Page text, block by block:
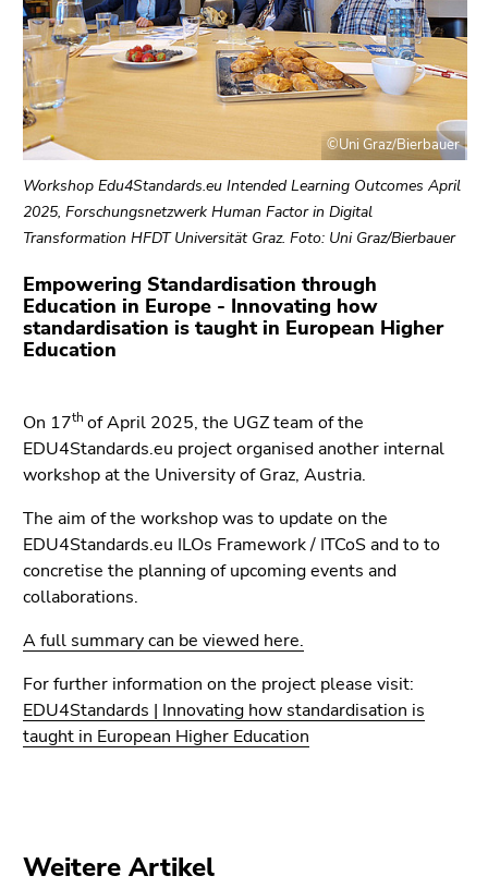
(Zugriffstaste
5)
Zu
den
Seiteneinstellungen
(Benutzer/Sprache)
(Zugriffstaste
8)
Zur
Suche
9)
©Uni Graz/Bierbauer
Workshop Edu4Standards.eu Intended Learning Outcomes April
2025, Forschungsnetzwerk Human Factor in Digital
Transformation HFDT Universität Graz. Foto: Uni Graz/Bierbauer
Empowering Standardisation through
Education in Europe - Innovating how
standardisation is taught in European Higher
Education
On 17th of April 2025, the UGZ team of the
EDU4Standards.eu project organised another internal
workshop at the University of Graz, Austria.
The aim of the workshop was to update on the
EDU4Standards.eu ILOs Framework / ITCoS and to to
concretise the planning of upcoming events and
collaborations.
A full summary can be viewed here.
For further information on the project please visit:
EDU4Standards | Innovating how standardisation is
taught in European Higher Education
Weitere Artikel